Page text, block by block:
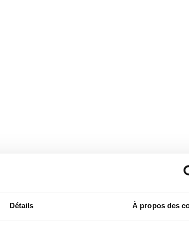
Détails À propos des